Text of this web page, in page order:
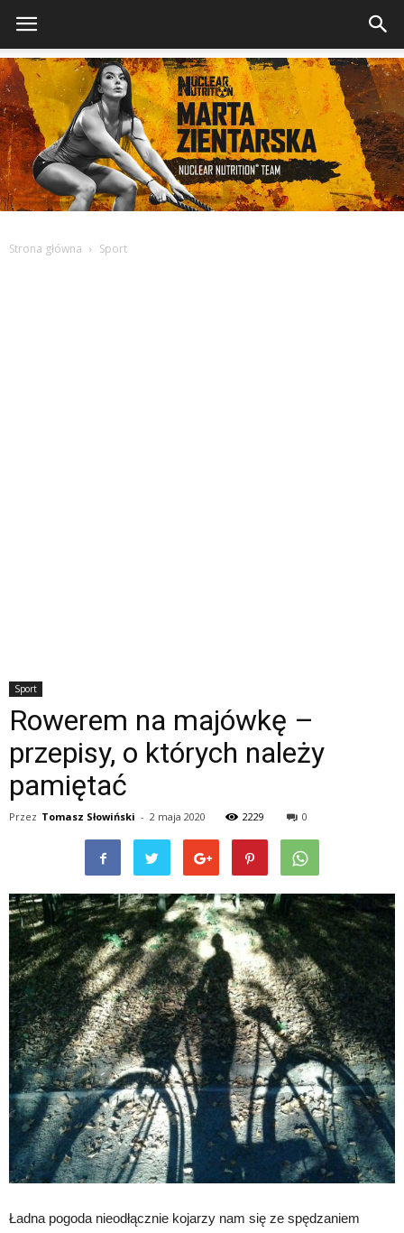
Strona główna Sport
Sport
Rowerem na majówkę –
przepisy, o których należy
pamiętać
Przez Tomasz Słowiński - 2 maja 2020 2229 0
Ładna pogoda nieodłącznie kojarzy nam się ze spędzaniem